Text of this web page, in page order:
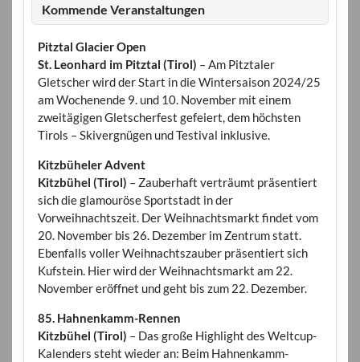
Kommende Veranstaltungen
Pitztal Glacier Open
St. Leonhard im Pitztal (Tirol) – Am Pitztaler
Gletscher wird der Start in die Wintersaison 2024/25
am Wochenende 9. und 10. November mit einem
zweitägigen Gletscherfest gefeiert, dem höchsten
Tirols – Skivergnügen und Testival inklusive.
Kitzbüheler Advent
Kitzbühel (Tirol) – Zauberhaft verträumt präsentiert
sich die glamouröse Sportstadt in der
Vorweihnachtszeit. Der Weihnachtsmarkt findet vom
20. November bis 26. Dezember im Zentrum statt.
Ebenfalls voller Weihnachtszauber präsentiert sich
Kufstein. Hier wird der Weihnachtsmarkt am 22.
November eröffnet und geht bis zum 22. Dezember.
85. Hahnenkamm-Rennen
Kitzbühel (Tirol) – Das große Highlight des Weltcup-
Kalenders steht wieder an: Beim Hahnenkamm-